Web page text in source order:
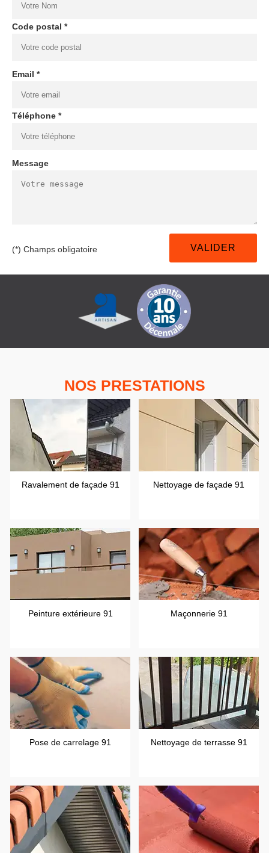
Code postal *
Email *
Téléphone *
Message
(*) Champs obligatoire
NOS PRESTATIONS
Ravalement de façade 91 Nettoyage de façade 91
Peinture extérieure 91 Maçonnerie 91
Pose de carrelage 91 Nettoyage de terrasse 91